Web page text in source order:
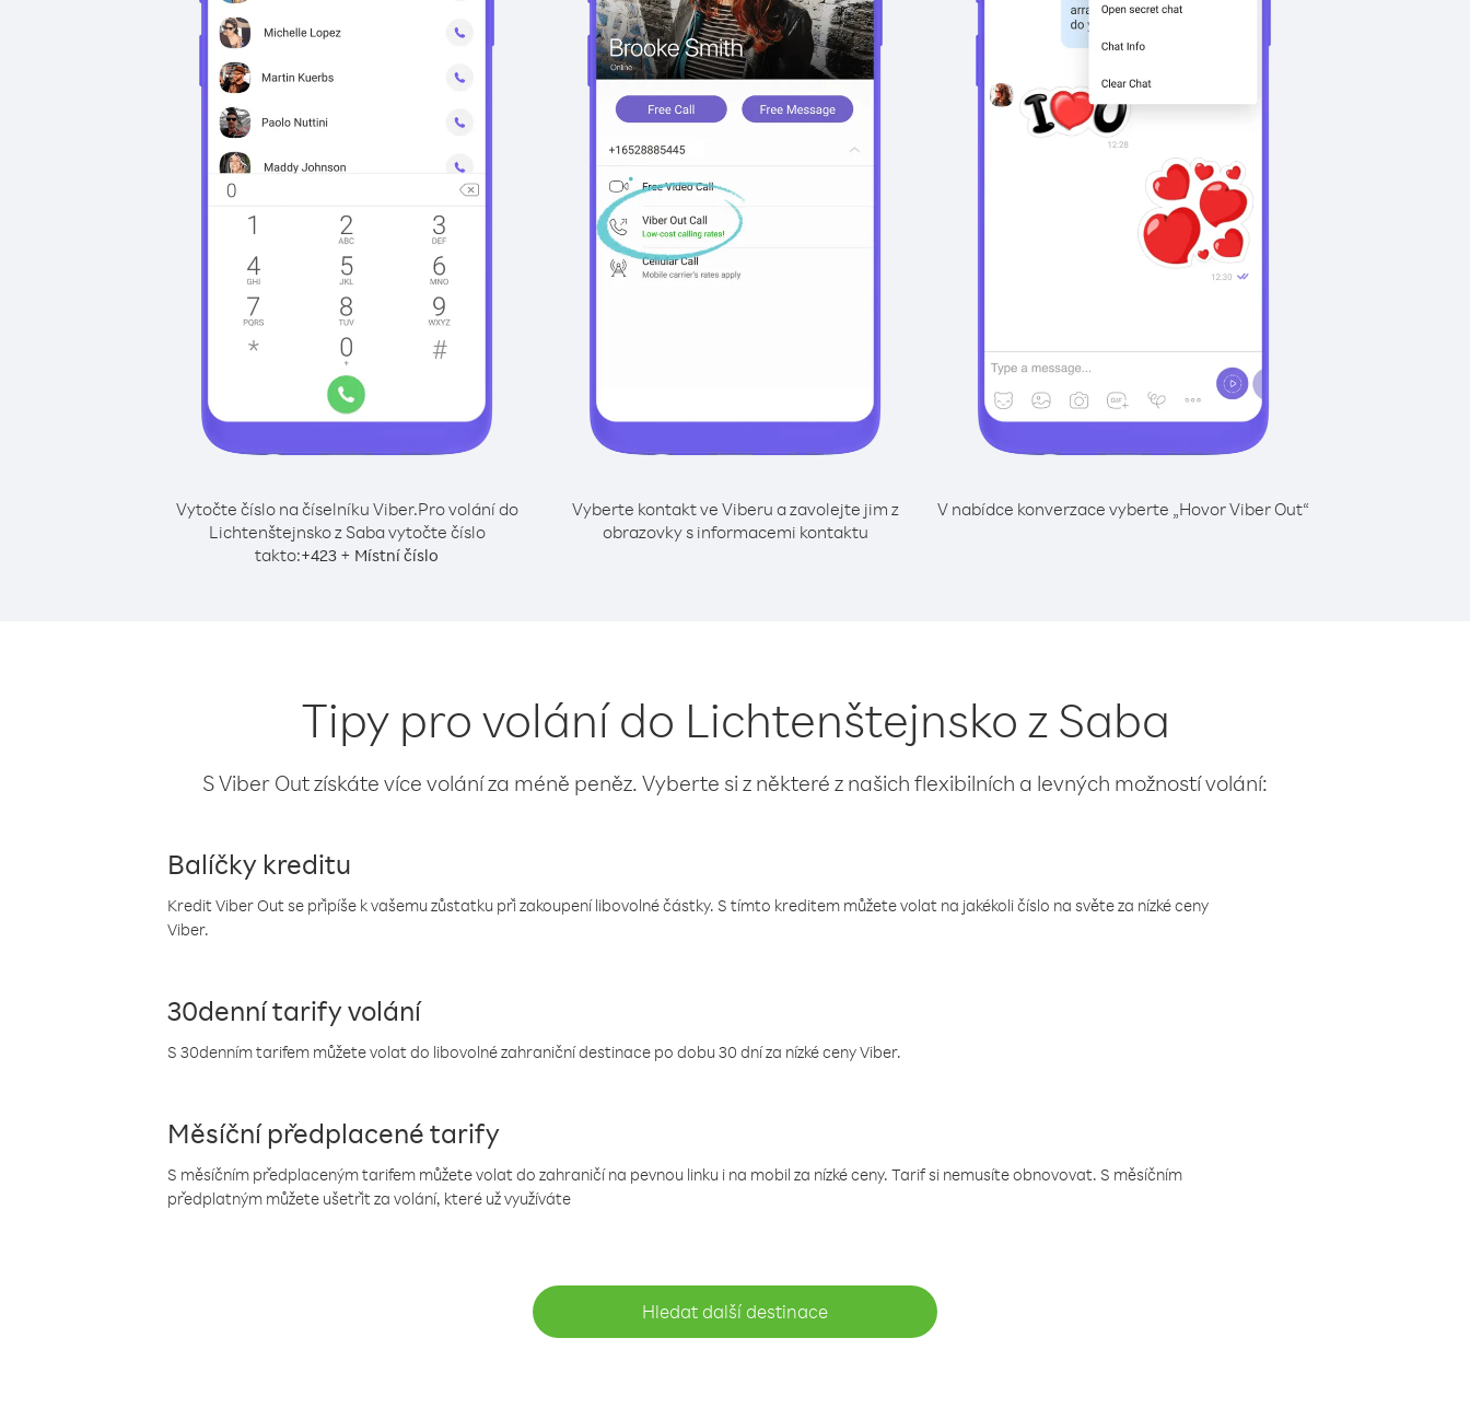
Vytočte číslo na číselníku Viber.Pro volání do
Lichtenštejnsko z Saba vytočte číslo
takto:+423 + Místní číslo
Vyberte kontakt ve Viberu a zavolejte jim z
obrazovky s informacemi kontaktu
V nabídce konverzace vyberte „Hovor Viber Out“
Tipy pro volání do Lichtenštejnsko z Saba
S Viber Out získáte více volání za méně peněz. Vyberte si z některé z našich flexibilních a levných možností volání:
Balíčky kreditu
Kredit Viber Out se připíše k vašemu zůstatku při zakoupení libovolné částky. S tímto kreditem můžete volat na jakékoli číslo na světe za nízké ceny
Viber.
30denní tarify volání
S 30denním tarifem můžete volat do libovolné zahraniční destinace po dobu 30 dní za nízké ceny Viber.
Měsíční předplacené tarify
S měsíčním předplaceným tarifem můžete volat do zahraničí na pevnou linku i na mobil za nízké ceny. Tarif si nemusíte obnovovat. S měsíčním
předplatným můžete ušetřit za volání, které už využíváte
Hledat další destinace